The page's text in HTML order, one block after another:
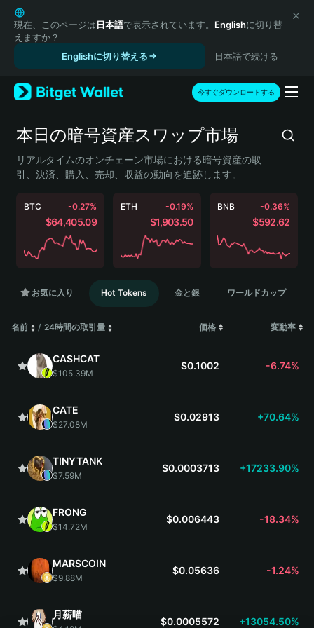
English
日本語
Tiếng Việt
Español (Latinoamérica)
Türkçe
Français
Deutsch
简体中文
繁體中文
Bahasa Indonesia
ภาษาไทย
Português (Brasil)
現在、このページは日本語で表示されています。 Englishに切り替
えますか？
Englishに切り替える
日本語で続ける
今すぐダウンロードする
本日の暗号資産スワップ市場
リアルタイムのオンチェーン市場における暗号資産の取
引、決済、購入、売却、収益の動向を追跡します。
BTC -0.27%
$64,405.09
ETH -0.19%
$1,903.50
BNB -0.36%
$592.62
お気に入り Hot Tokens 金と銀 ワールドカップ
名前 / 24時間の取引量 価格 変動率
CASHCAT
$105.39M
$0.1002 -6.74%
CATE
$27.08M
$0.02913 +70.64%
TINYTANK
$7.59M
$0.0003713 +17233.90%
FRONG
$14.72M
$0.006443 -18.34%
MARSCOIN
$9.88M
$0.05636 -1.24%
月薪喵
$0.0005572 +13054.50%